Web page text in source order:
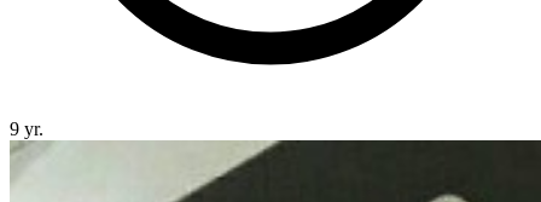
9 yr.